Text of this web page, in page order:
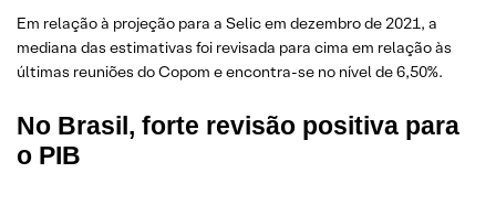
Em relação à projeção para a Selic em dezembro de 2021, a
mediana das estimativas foi revisada para cima em relação às
últimas reuniões do Copom e encontra-se no nível de 6,50%.
No Brasil, forte revisão positiva para
o PIB